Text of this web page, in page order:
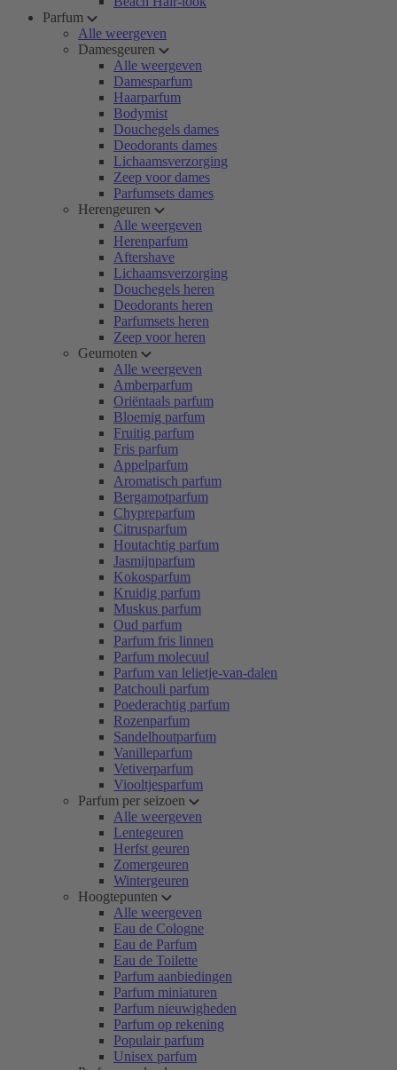
Parfum
Alle weergeven
Damesgeuren
Alle weergeven
Damesparfum
Haarparfum
Bodymist
Douchegels dames
Deodorants dames
Lichaamsverzorging
Zeep voor dames
Parfumsets dames
Herengeuren
Alle weergeven
Herenparfum
Aftershave
Lichaamsverzorging
Douchegels heren
Deodorants heren
Parfumsets heren
Zeep voor heren
Geurnoten
Alle weergeven
Amberparfum
Oriëntaals parfum
Bloemig parfum
Fruitig parfum
Fris parfum
Appelparfum
Aromatisch parfum
Bergamotparfum
Chypreparfum
Citrusparfum
Houtachtig parfum
Jasmijnparfum
Kokosparfum
Kruidig parfum
Muskus parfum
Oud parfum
Parfum fris linnen
Parfum molecuul
Parfum van lelietje-van-dalen
Patchouli parfum
Poederachtig parfum
Rozenparfum
Sandelhoutparfum
Vanilleparfum
Vetiverparfum
Viooltjesparfum
Parfum per seizoen
Alle weergeven
Lentegeuren
Herfst geuren
Zomergeuren
Wintergeuren
Hoogtepunten
Alle weergeven
Eau de Cologne
Eau de Parfum
Eau de Toilette
Parfum aanbiedingen
Parfum miniaturen
Parfum nieuwigheden
Parfum op rekening
Populair parfum
Unisex parfum